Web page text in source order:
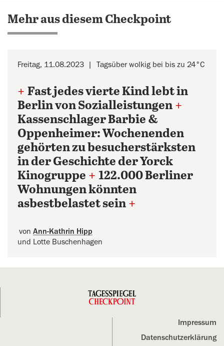
Mehr aus diesem Checkpoint
Freitag, 11.08.2023 Tagsüber wolkig bei bis zu 24°C
+ Fast jedes vierte Kind lebt in
Berlin von Sozialleistungen +
Kassenschlager Barbie &
Oppenheimer: Wochenenden
gehörten zu besucherstärksten
in der Geschichte der Yorck
Kinogruppe + 122.000 Berliner
Wohnungen könnten
asbestbelastet sein +
von Ann-Kathrin Hipp
und Lotte Buschenhagen
Impressum
Datenschutz­erklärung